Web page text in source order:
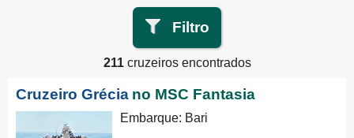
Filtro
211cruzeiros encontrados
Cruzeiro Grécia no MSC Fantasia
Embarque: Bari